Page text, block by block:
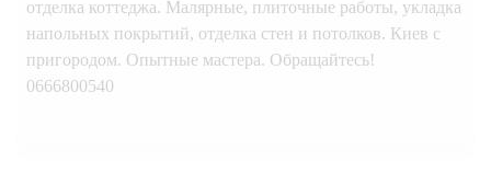
отделка коттеджа. Малярные, плиточные работы, укладка
напольных покрытий, отделка стен и потолков. Киев с
пригородом. Опытные мастера. Обращайтесь!
0666800540